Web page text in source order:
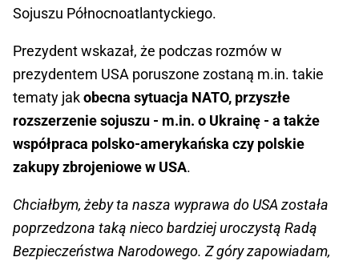
Sojuszu Północnoatlantyckiego.
Prezydent wskazał, że podczas rozmów w
prezydentem USA poruszone zostaną m.in. takie
tematy jakobecna sytuacja NATO, przyszłe
rozszerzenie sojuszu - m.in. o Ukrainę - a także
współpraca polsko-amerykańska czy polskie
zakupy zbrojeniowe w USA.
Chciałbym, żeby ta nasza wyprawa do USA została
poprzedzona taką nieco bardziej uroczystą Radą
Bezpieczeństwa Narodowego. Z góry zapowiadam,